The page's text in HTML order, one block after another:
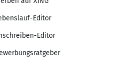
Editor
Editor